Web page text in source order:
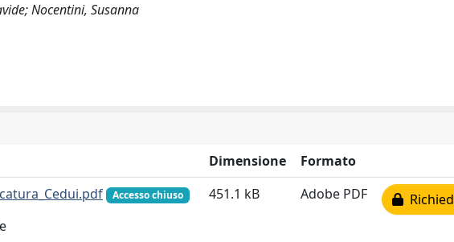
Nocentini, Susanna
Dimensione
Formato
Accesso chiuso 451.1 kB Adobe PDF